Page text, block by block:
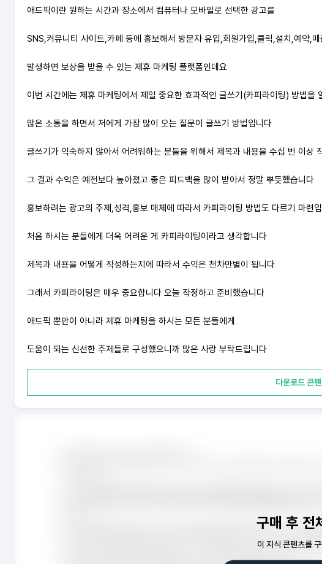
애드픽이란 원하는 시간과 장소에서 컴퓨터나 모바일로 선택한 광고를
SNS,커뮤니티 사이트,카페 등에 홍보해서 방문자 유입,회원가입,클릭,설치,예약,매
발생하면 보상을 받을 수 있는 제휴 마케팅 플랫폼인데요
이번 시간에는 제휴 마케팅에서 제일 중요한 효과적인 글쓰기(카피라이팅) 방법을
많은 소통을 하면서 저에게 가장 많이 오는 질문이 글쓰기 방법입니다
글쓰기가 익숙하지 않아서 어려워하는 분들을 위해서 제목과 내용을 수십 번 이상
그 결과 수익은 예전보다 높아졌고 좋은 피드백을 많이 받아서 정말 뿌듯했습니다
홍보하려는 광고의 주제,성격,홍보 매체에 따라서 카피라이팅 방법도 다르기 마련
처음 하시는 분들에게 더욱 어려운 게 카피라이팅이라고 생각합니다
제목과 내용을 어떻게 작성하는지에 따라서 수익은 천차만별이 됩니다
그래서 카피라이팅은 매우 중요합니다 오늘 작정하고 준비했습니다
애드픽 뿐만이 아니라 제휴 마케팅을 하시는 모든 분들에게
도움이 되는 신선한 주제들로 구성했으니까 많은 사랑 부탁드립니다
다운로드 콘
구매 후 전
이 지식 콘텐츠를